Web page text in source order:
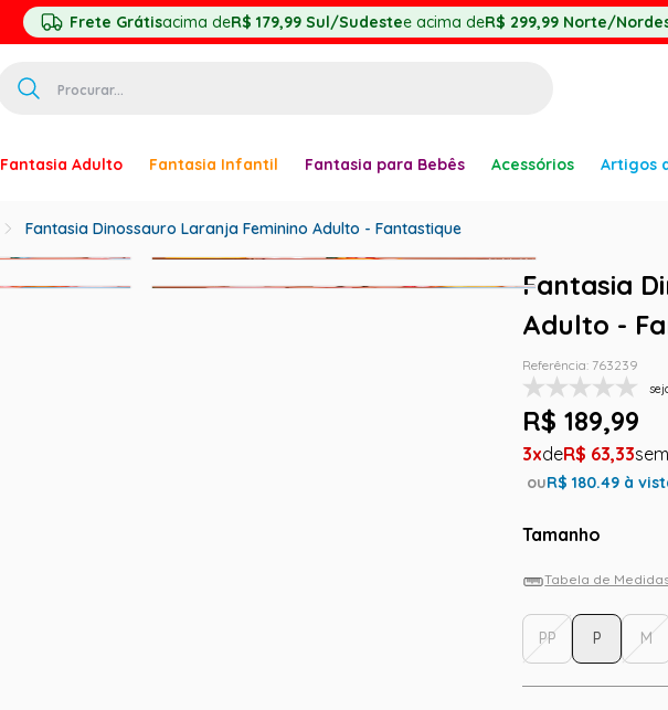
Frete Grátisacima deR$ 179,99 Sul/Sudestee acima deR$ 299,99 Norte/
Fantasia Adulto Fantasia Infantil Fantasia para Bebês Acessórios Artigos
Fantasia Dinossauro Laranja Feminino Adulto - Fantastique
Fantasia
Adulto -
Referência: 763239
R$ 189,99
3 R$ 63,33
ouR$180.49 à
Tamanho
Tabela de
PP P M
2
princesa
3º
pirata